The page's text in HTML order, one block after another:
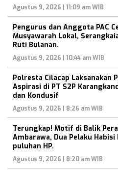
Agustus 9, 2026 | 11:09 am WIB
Pengurus dan Anggota PAC
Musyawarah Lokal,
Ruti Bulanan.
Agustus 9, 2026 | 10:44 am WIB
Polresta Cilacap Laksanakan
Aspirasi di PT S2P
dan Kondusif
Agustus 9, 2026 | 8:26 am WIB
Terungkap! Motif di Balik
Ambarawa, Dua Pelaku
puluhan HP.
Agustus 9, 2026 | 8:20 am WIB